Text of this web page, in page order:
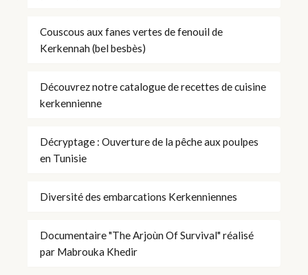
Couscous aux fanes vertes de fenouil de
Kerkennah (bel besbès)
Découvrez notre catalogue de recettes de cuisine
kerkennienne
Décryptage : Ouverture de la pêche aux poulpes
en Tunisie
Diversité des embarcations Kerkenniennes
Documentaire "The Arjoùn Of Survival" réalisé
par Mabrouka Khedir